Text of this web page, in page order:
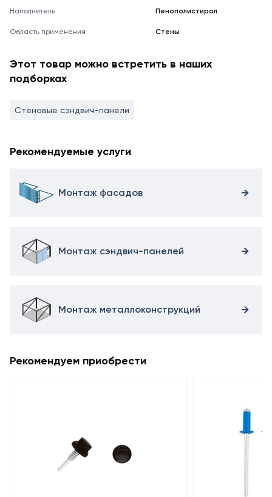
Наполнитель Пенополистирол
Область применения Стены
Этот товар можно встретить в наших
подборках
Стеновые сэндвич-панели
Рекомендуемые услуги
Монтаж фасадов
Монтаж сэндвич-панелей
Монтаж металлоконструкций
Рекомендуем приобрести